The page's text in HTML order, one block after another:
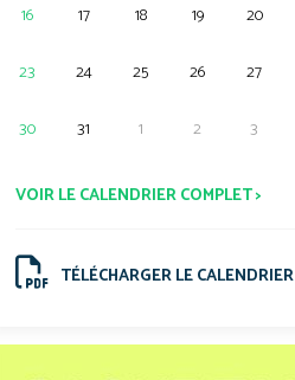
16 17 18 19 20
23 24 25 26 27
30 31 1 2 3
VOIR LE CALENDRIER COMPLET >
TÉLÉCHARGER LE CALENDRIER